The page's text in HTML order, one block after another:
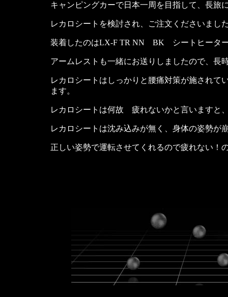
キャンピングカーで日本一周を目指して、長旅
レカロシートを検討され、ご注文くださいまし
装着したのはLX-F TR NN BK シートヒータ
アームレストも一緒にお送りしましたので、長
レカロシートはしっかりと腰痛対策が施されて
ます。
レカロシートは何故 疲れないかと言いますと
レカロシートは沈み込みが無く、身体の姿勢が
正しい姿勢で運転させてくれるので疲れない！